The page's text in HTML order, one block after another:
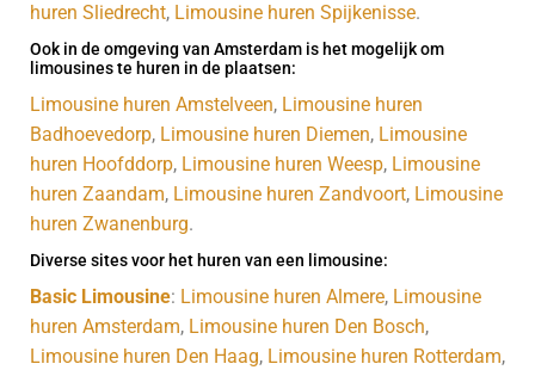
huren Sliedrecht, Limousine huren Spijkenisse.
Ook in de omgeving van Amsterdam is het mogelijk om
limousines te huren in de plaatsen:
Limousine huren Amstelveen, Limousine huren
Badhoevedorp, Limousine huren Diemen, Limousine
huren Hoofddorp, Limousine huren Weesp, Limousine
huren Zaandam, Limousine huren Zandvoort, Limousine
huren Zwanenburg.
Diverse sites voor het huren van een limousine:
Basic Limousine: Limousine huren Almere, Limousine
huren Amsterdam, Limousine huren Den Bosch,
Limousine huren Den Haag, Limousine huren Rotterdam,